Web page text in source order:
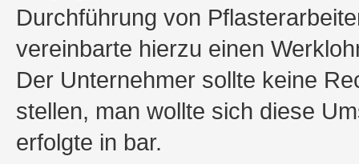
Durchführung von
vereinbarte hierzu einen
Der Unternehmer sollte keine
stellen, man wollte sich diese
erfolgte in bar.